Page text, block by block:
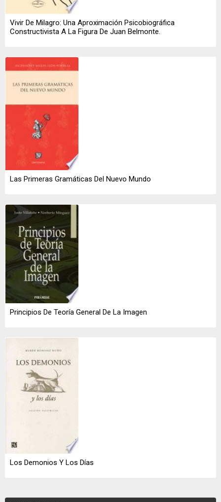
Vivir De Milagro: Una Aproximación Psicobiográfica
Constructivista A La Figura De Juan Belmonte.
Las Primeras Gramáticas Del Nuevo Mundo
Principios De Teoría General De La Imagen
Los Demonios Y Los Días